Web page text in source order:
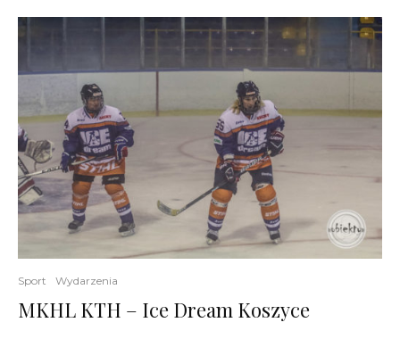
Sport Wydarzenia
MKHL KTH – Ice Dream Koszyce